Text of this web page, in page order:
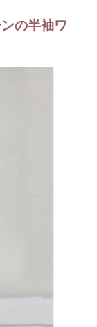
の半袖ワ